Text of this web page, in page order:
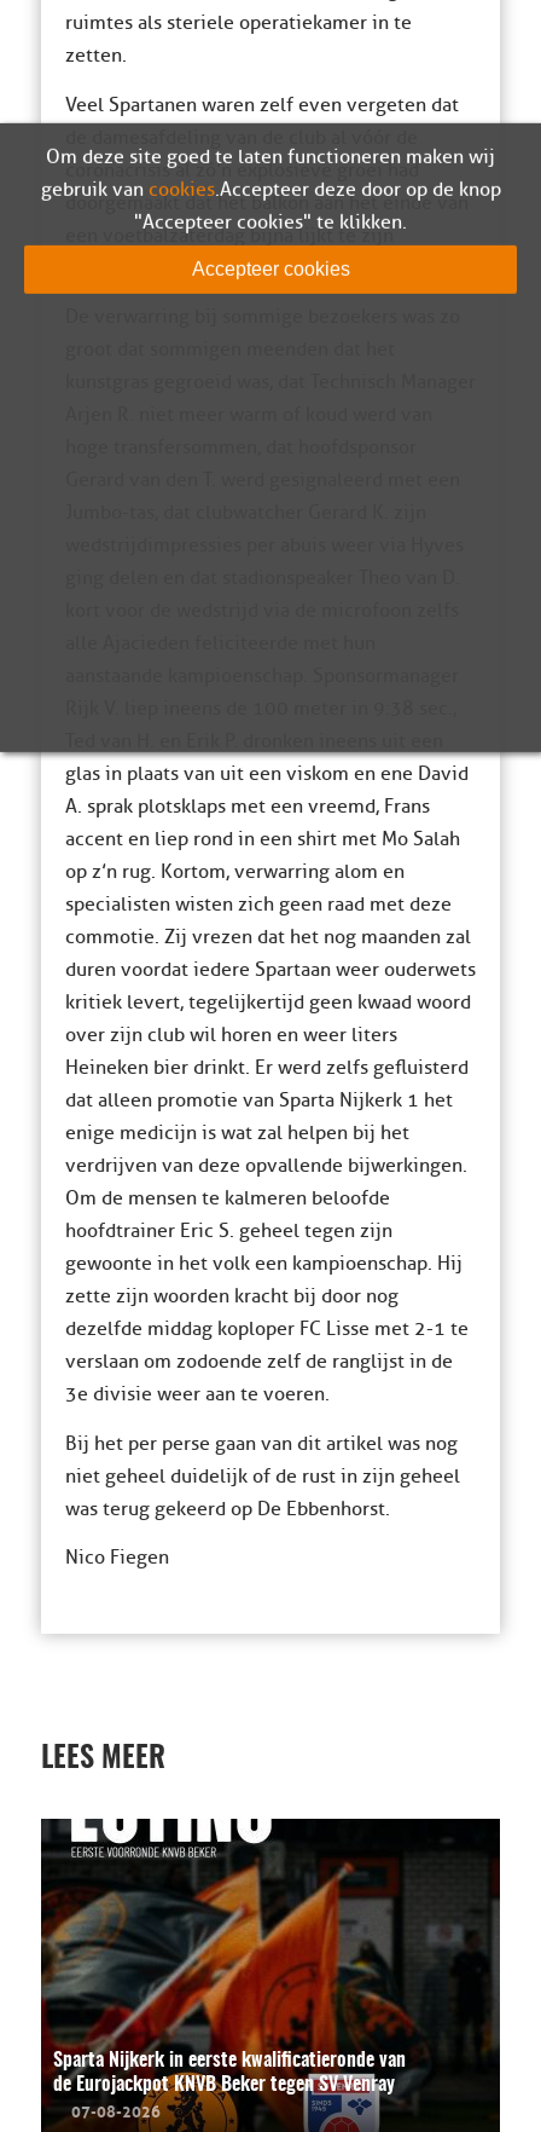
ruimtes als steriele operatiekamer in te
zetten.
Veel Spartanen waren zelf even vergeten dat
coronacrisis al zó’n explosieve groei had
doorgemaakt dat het balkon aan het einde van
een voetbalzaterdag bijna lijkt te zijn
overgenomen door de meiden en vrouwen.
glas in plaats van uit een viskom en ene David
A. sprak plotsklaps met een vreemd, Frans
accent en liep rond in een shirt met Mo Salah
op z’n rug. Kortom, verwarring alom en
specialisten wisten zich geen raad met deze
commotie. Zij vrezen dat het nog maanden zal
duren voordat iedere Spartaan weer ouderwets
kritiek levert, tegelijkertijd geen kwaad woord
over zijn club wil horen en weer liters
Heineken bier drinkt. Er werd zelfs gefluisterd
dat alleen promotie van Sparta Nijkerk 1 het
enige medicijn is wat zal helpen bij het
verdrijven van deze opvallende bijwerkingen.
Om de mensen te kalmeren beloofde
hoofdtrainer Eric S. geheel tegen zijn
gewoonte in het volk een kampioenschap. Hij
zette zijn woorden kracht bij door nog
dezelfde middag koploper FC Lisse met 2-1 te
verslaan om zodoende zelf de ranglijst in de
3e divisie weer aan te voeren.
Bij het per perse gaan van dit artikel was nog
niet geheel duidelijk of de rust in zijn geheel
was terug gekeerd op De Ebbenhorst.
Nico Fiegen
LEES MEER
Sparta Nijkerk in eerste kwalificatieronde van
de Eurojackpot KNVB Beker tegen SV Venray
07-08-2026
Om deze site goed te laten functioneren maken wij
gebruik van cookies. Accepteer deze door op de knop
"Accepteer cookies" te klikken.
Accepteer cookies